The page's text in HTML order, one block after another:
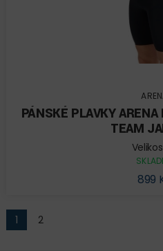
PÁNSKÉ PLAVKY
TEAM
899
1 2